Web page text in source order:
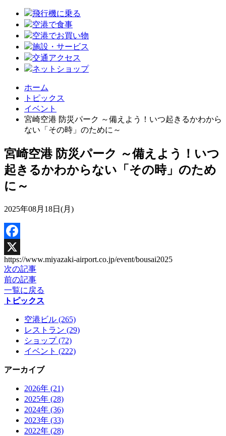
飛行機に乗る
空港で食事
空港でお買い物
施設・サービス
交通アクセス
ネットショップ
ホーム
トピックス
イベント
宮崎空港 防災パーク ～備えよう！いつ起きるかわから
ない「その時」のために～
宮崎空港 防災パーク ～備えよう！いつ
起きるかわからない「その時」のため
に～
2025年08月18日(月)
Facebook
X
https://www.miyazaki-airport.co.jp/event/bousai2025
次の記事
前の記事
一覧に戻る
トピックス
空港ビル (265)
レストラン (29)
ショップ (72)
イベント (222)
アーカイブ
2026年 (21)
2025年 (28)
2024年 (36)
2023年 (33)
2022年 (28)